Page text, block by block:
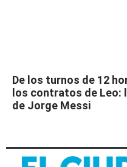
De los turnos de 12
los contratos de Leo:
de Jorge Messi